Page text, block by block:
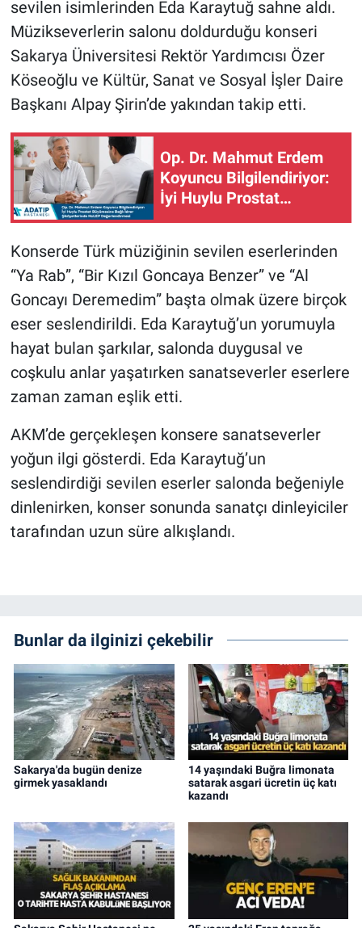
sevilen isimlerinden Eda Karaytuğ sahne aldı.
Müzikseverlerin salonu doldurduğu konseri
Sakarya Üniversitesi Rektör Yardımcısı Özer
Köseoğlu ve Kültür, Sanat ve Sosyal İşler Daire
Başkanı Alpay Şirin’de yakından takip etti.
Op. Dr. Mahmut Erdem
Koyuncu Bilgilendiriyor:
İyi Huylu Prostat
Büyümesine Bağlı İdrar
eğerlendirmesi
Konserde Türk müziğinin sevilen eserlerinden
“Ya Rab”, “Bir Kızıl Goncaya Benzer” ve “Al
Goncayı Deremedim” başta olmak üzere birçok
eser seslendirildi. Eda Karaytuğ’un yorumuyla
hayat bulan şarkılar, salonda duygusal ve
coşkulu anlar yaşatırken sanatseverler eserlere
zaman zaman eşlik etti.
AKM’de gerçekleşen konsere sanatseverler
yoğun ilgi gösterdi. Eda Karaytuğ’un
seslendirdiği sevilen eserler salonda beğeniyle
dinlenirken, konser sonunda sanatçı dinleyiciler
tarafından uzun süre alkışlandı.
Bunlar da ilginizi çekebilir
Sakarya'da bugün denize
girmek yasaklandı
14 yaşındaki Buğra limonata
satarak asgari ücretin üç katı
kazandı